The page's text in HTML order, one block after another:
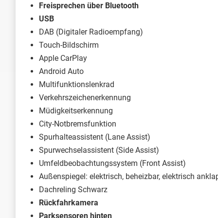
Freisprechen über Bluetooth
USB
DAB (Digitaler Radioempfang)
Touch-Bildschirm
Apple CarPlay
Android Auto
Multifunktionslenkrad
Verkehrszeichenerkennung
Müdigkeitserkennung
City-Notbremsfunktion
Spurhalteassistent (Lane Assist)
Spurwechselassistent (Side Assist)
Umfeldbeobachtungssystem (Front Assist)
Außenspiegel: elektrisch, beheizbar, elektrisch
Dachreling Schwarz
Rückfahrkamera
Parksensoren hinten